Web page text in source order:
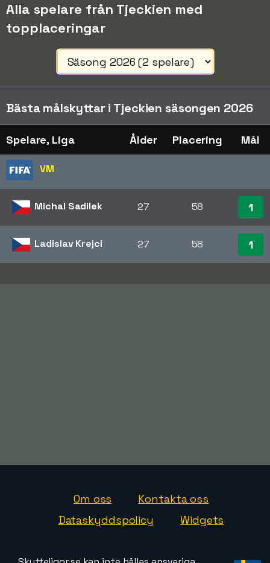
Alla spelare från Tjeckien med
topplaceringar
Bästa målskyttar i Tjeckien säsongen 2026
Spelare, Liga Ålder Placering Mål
VM
Michal Sadilek 27 58 1
Ladislav Krejci 27 58 1
Om oss
Kontakta oss
Dataskyddspolicy
Widgets